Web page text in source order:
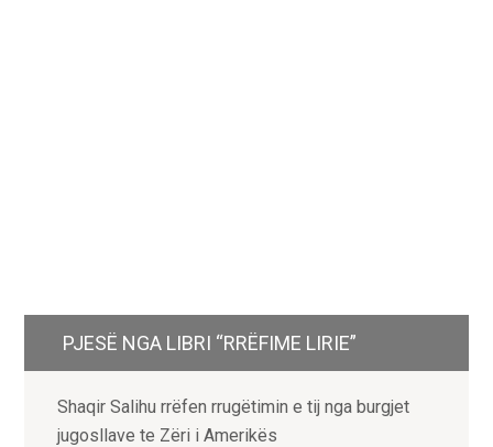
PJESË NGA LIBRI “RRËFIME LIRIE”
Shaqir Salihu rrëfen rrugëtimin e tij nga burgjet
jugosllave te Zëri i Amerikës